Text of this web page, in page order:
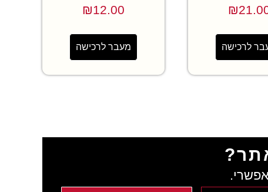
₪
לרכישה
₪12.00
מעבר לרכישה